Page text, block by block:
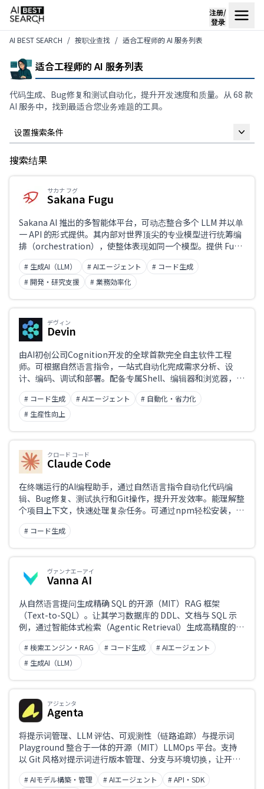
注册/
登录
AI BEST SEARCH
按职业查找 适合工程师的 AI 服务列表
适合工程师的 AI 服务列表
代码生成、Bug修复和测试自动化，提升开发速度和质量。从 68 款
AI 服务中，找到最适合您业务难题的工具。
设置搜索条件
自由关键词
仅限支持日语
业务课题
职业
搜索结果
サカナ フグ
Sakana Fugu
Sakana AI 推出的多智能体平台，可动态整合多个 LLM 并以单
一 API 的形式提供。其内部对世界顶尖的专业模型进行统筹编
排（orchestration），使整体表现如同一个模型。提供 Fugu
与 Fugu Ultra 两种版本，在编程、推理、科学等各项基准测试
中比肩甚至超越单个前沿模型。采用兼容 OpenAI 的 API，秉
持可避免依赖特定厂商的『AI 主权』理念。
# 生成AI（LLM） # AIエージェント
# コード生成
# 開発・研究支援
# 業務効率化
デヴィン
Devin
由AI初创公司Cognition开发的全球首款完全自主软件工程
师。可根据自然语言指令，一站式自动化完成需求分析、设
计、编码、调试和部署。配备专属Shell、编辑器和浏览器，能
实时检测并修复Bug，自主管理整个项目。在SWE-bench基准
测试中展现出远超以往AI的实际问题解决能力，开创软件开发
新可能。
# コード生成 # AIエージェント
# 自動化・省力化
# 生産性向上
クロード コード
Claude Code
在终端运行的AI编程助手，通过自然语言指令自动化代码编
辑、Bug修复、测试执行和Git操作，提升开发效率。能理解整
个项目上下文，快速处理复杂任务。可通过npm轻松安装，并
在设计上注重安全与隐私保护。
# コード生成
ヴァンナエーアイ
Vanna AI
从自然语言提问生成精确 SQL 的开源（MIT）RAG 框架
（Text-to-SQL）。让其学习数据库的 DDL、文档与 SQL 示
例，通过智能体式检索（Agentic Retrieval）生成高精度的
SQL。支持 PostgreSQL、Snowflake、BigQuery 等主流数据
库，以及 OpenAI、Anthropic 等主流大模型。
# 検索エンジン・RAG # コード生成
# AIエージェント
# 生成AI（LLM）
アジェンタ
Agenta
将提示词管理、LLM 评估、可观测性（链路追踪）与提示词
Playground 整合于一体的开源（MIT）LLMOps 平台。支持
以 Git 风格对提示词进行版本管理、分支与环境切换，让开发
者与非技术人员协作将 LLM 应用推向生产环境。自托管免费，
同时提供云端版本。
# AIモデル構築・管理 # AIエージェント
# API・SDK